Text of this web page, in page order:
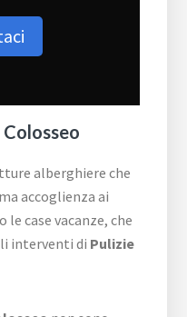
Colosseo
alberghiere che
accoglienza ai
case vacanze, che
interventi di Pulizie